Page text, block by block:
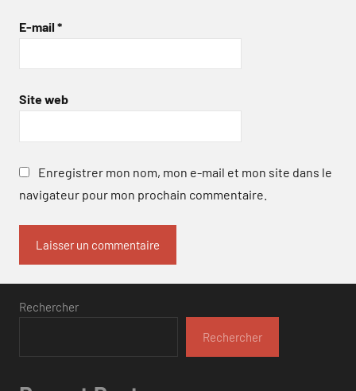
E-mail *
Site web
Enregistrer mon nom, mon e-mail et mon site dans le
navigateur pour mon prochain commentaire.
Rechercher
Rechercher